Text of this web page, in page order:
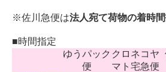
※佐川急便は法人宛て荷物の着時
■時間指定
ゆうパック
便
クロネコヤ
マト宅急便